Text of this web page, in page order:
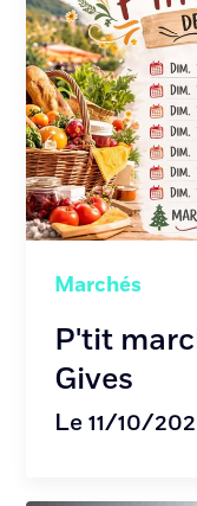
Marchés
P'tit
Gives
Le 11/10/